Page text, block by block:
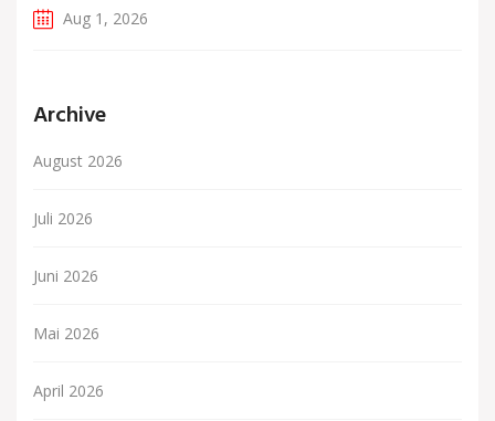
Aug 1, 2026
Archive
August 2026
Juli 2026
Juni 2026
Mai 2026
April 2026